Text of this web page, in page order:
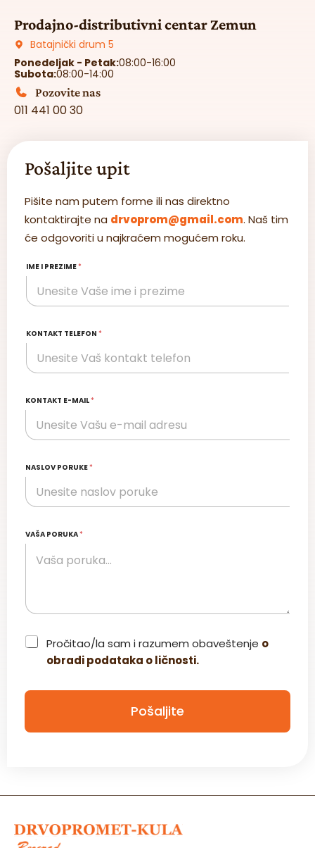
Prodajno-distributivni centar Zemun
Batajnički drum 5
Ponedeljak - Petak:08:00-16:00
Subota:08:00-14:00
Pozovite nas
011 441 00 30
Pošaljite upit
Pišite nam putem forme ili nas direktno
kontaktirajte na drvoprom@gmail.com. Naš tim
će odgovoriti u najkraćem mogućem roku.
IME I PREZIME*
KONTAKT TELEFON *
KONTAKT E-MAIL*
NASLOV PORUKE*
VAŠA PORUKA*
C
h
k
x
*
Pročitao/la sam i razumem obaveštenje o
obradi podataka o ličnosti.
Pošaljite